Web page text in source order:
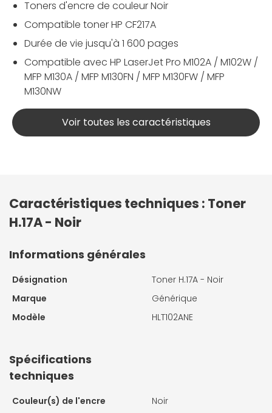
Toners d'encre de couleur Noir
Compatible toner HP CF217A
Durée de vie jusqu'à 1 600 pages
Compatible avec HP LaserJet Pro M102A / M102W /
MFP M130A / MFP M130FN / MFP M130FW / MFP
M130NW
Voir toutes les caractéristiques
Caractéristiques techniques : Toner
H.17A - Noir
Informations générales
Désignation
Toner H.17A - Noir
Marque
Générique
Modèle
HLT102ANE
Spécifications
techniques
Couleur(s) de l'encre
Noir